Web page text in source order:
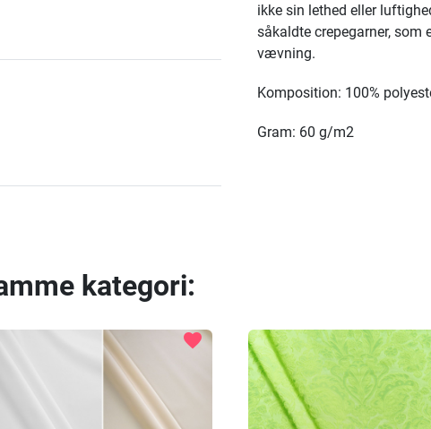
ikke sin lethed eller
såkaldte crepegarner,
vævning.
Komposition: 100%
Gram: 60 g/m2
kategori:
favorite